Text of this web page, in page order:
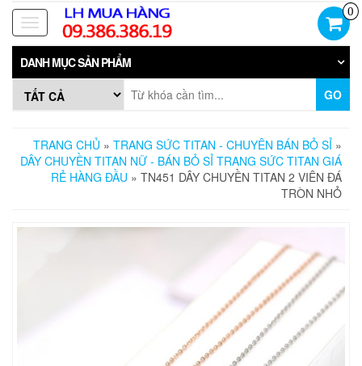
Skip
the
content
Toggle
navigation
0
DANH MỤC SẢN PHẨM
GO
TRANG CHỦ » TRANG SỨC TITAN - CHUYÊN BÁN BỎ SỈ »
DÂY CHUYỀN TITAN NỮ - BÁN BỎ SỈ TRANG SỨC TITAN GIÁ
RẺ HÀNG ĐẦU » TN451 DÂY CHUYỀN TITAN 2 VIÊN ĐÁ
TRÒN NHỎ